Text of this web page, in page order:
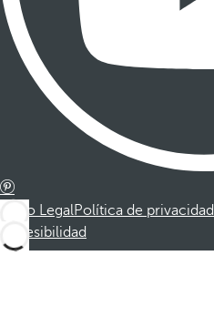
Aviso LegalPolítica de privacidad
Accesibilidad